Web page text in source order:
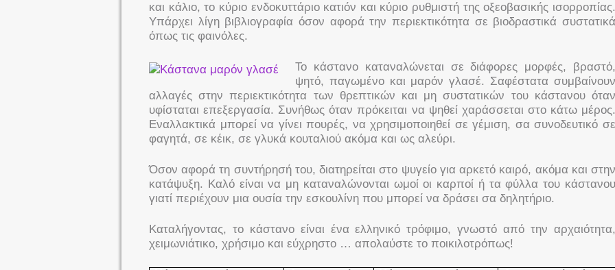
και κάλιο, το κύριο ενδοκυττάριο κατιόν και κύριο ρυθμιστή της οξεοβασικής ισορροπίας.
Υπάρχει λίγη βιβλιογραφία όσον αφορά την περιεκτικότητα σε βιοδραστικά συστατικά
όπως τις φαινόλες.
Το κάστανο καταναλώνεται σε διάφορες μορφές, βραστό,
ψητό, παγωμένο και μαρόν γλασέ. Σαφέστατα συμβαίνουν
αλλαγές στην περιεκτικότητα των θρεπτικών και μη συστατικών του κάστανου όταν
υφίσταται επεξεργασία. Συνήθως όταν πρόκειται να ψηθεί χαράσσεται στο κάτω μέρος.
Εναλλακτικά μπορεί να γίνει πουρές, να χρησιμοποιηθεί σε γέμιση, σα συνοδευτικό σε
φαγητά, σε κέικ, σε γλυκά κουταλιού ακόμα και ως αλεύρι.
Όσον αφορά τη συντήρησή του, διατηρείται στο ψυγείο για αρκετό καιρό, ακόμα και στην
κατάψυξη. Καλό είναι να μη καταναλώνονται ωμοί οι καρποί ή τα φύλλα του κάστανου
γιατί περιέχουν μια ουσία την εσκουλίνη που μπορεί να δράσει σα δηλητήριο.
Καταλήγοντας, το κάστανο είναι ένα ελληνικό τρόφιμο, γνωστό από την αρχαιότητα,
χειμωνιάτικο, χρήσιμο και εύχρηστο … απολαύστε το ποικιλοτρόπως!